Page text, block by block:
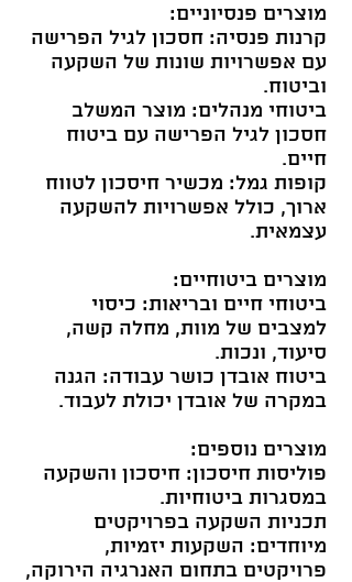
מוצרים פנסיוניים:
קרנות פנסיה: חסכון לגיל הפרישה
עם אפשרויות שונות של השקעה
וביטוח.
ביטוחי מנהלים: מוצר המשלב
חסכון לגיל הפרישה עם ביטוח
חיים.
קופות גמל: מכשיר חיסכון לטווח
ארוך, כולל אפשרויות להשקעה
עצמאית.
מוצרים ביטוחיים:
ביטוחי חיים ובריאות: כיסוי
למצבים של מוות, מחלה קשה,
סיעוד, ונכות.
ביטוח אובדן כושר עבודה: הגנה
במקרה של אובדן יכולת לעבוד.
מוצרים נוספים:
פוליסות חיסכון: חיסכון והשקעה
במסגרות ביטוחיות.
תכניות השקעה בפרויקטים
מיוחדים: השקעות יזמיות,
פרויקטים בתחום האנרגיה הירוקה,